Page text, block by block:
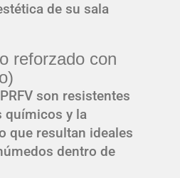
de su sala
reforzado con
son resistentes
químicos y la
que resultan ideales
dentro de